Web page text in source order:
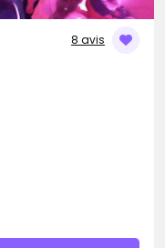
8 avis